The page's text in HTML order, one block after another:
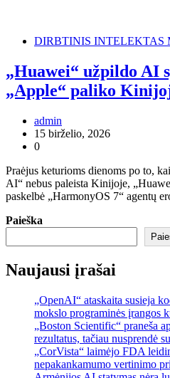
DIRBTINIS INTELEKTAS
„Huawei“ užpildo AI
„Apple“ paliko
admin
15 birželio, 2026
0
Praėjus keturioms dienoms po to,
AI“ nebus paleista Kinijoje,
paskelbė „HarmonyOS 7“ agentų
Paieška
Naujausi įrašai
„OpenAI“ ataskaita susieja
mokslo programinės įrangos
„Boston Scientific“ praneša
rezultatus, tačiau nusprendė
„CorVista“ laimėjo FDA
nepakankamumo vertinimo